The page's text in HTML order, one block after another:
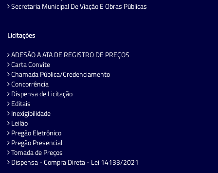
Secretaria Municipal De Viação E Obras Públicas
Licitações
ADESÃO A ATA DE REGISTRO DE PREÇOS
Carta Convite
Chamada Pública/Credenciamento
Concorrência
Dispensa de Licitação
Editais
Inexigibilidade
Leilão
Pregão Eletrônico
Pregão Presencial
Tomada de Preços
Dispensa - Compra Direta - Lei 14133/2021